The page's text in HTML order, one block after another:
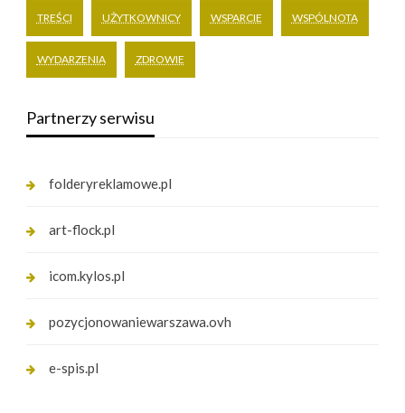
TREŚCI UŻYTKOWNICY WSPARCIE WSPÓLNOTA
WYDARZENIA ZDROWIE
Partnerzy serwisu
folderyreklamowe.pl
art-flock.pl
icom.kylos.pl
pozycjonowaniewarszawa.ovh
e-spis.pl